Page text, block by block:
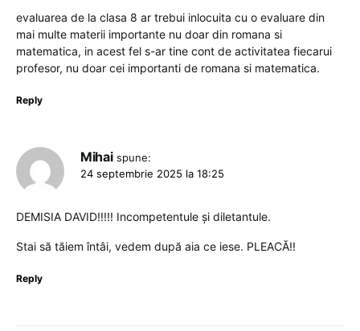
evaluarea de la clasa 8 ar trebui inlocuita cu o evaluare din
mai multe materii importante nu doar din romana si
matematica, in acest fel s-ar tine cont de activitatea fiecarui
profesor, nu doar cei importanti de romana si matematica.
Reply
Mihai spune:
24 septembrie 2025 la 18:25
DEMISIA DAVID!!!!! Incompetentule și diletantule.
Stai să tăiem întâi, vedem după aia ce iese. PLEACĂ!!
Reply